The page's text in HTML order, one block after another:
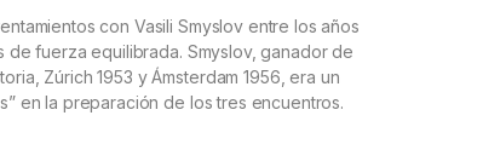
con Vasili Smyslov entre los años
de fuerza equilibrada. Smyslov, ganador de
Zúrich 1953 y Ámsterdam 1956, era un
en la preparación de los tres encuentros.